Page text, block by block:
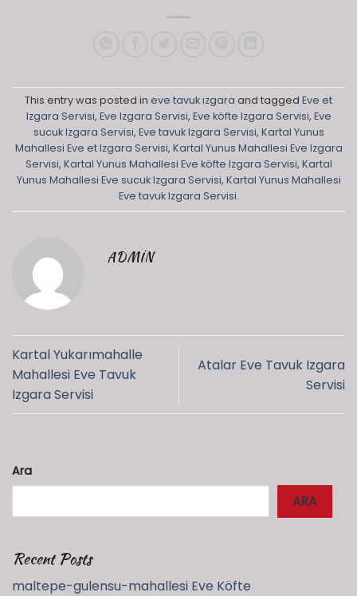
This entry was posted in eve tavuk ızgara and tagged Eve et
Izgara Servisi, Eve Izgara Servisi, Eve köfte Izgara Servisi, Eve
sucuk Izgara Servisi, Eve tavuk Izgara Servisi, Kartal Yunus
Mahallesi Eve et Izgara Servisi, Kartal Yunus Mahallesi Eve Izgara
Servisi, Kartal Yunus Mahallesi Eve köfte Izgara Servisi, Kartal
Yunus Mahallesi Eve sucuk Izgara Servisi, Kartal Yunus Mahallesi
Eve tavuk Izgara Servisi.
ADMIN
Kartal Yukarımahalle
Mahallesi Eve Tavuk
Izgara Servisi
Atalar Eve Tavuk Izgara
Servisi
Ara
ARA
Recent Posts
maltepe-gulensu-mahallesi Eve Köfte